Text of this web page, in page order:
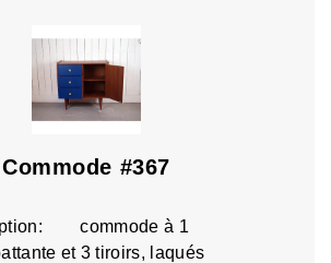
Commode #367
commode à 1
et 3 tiroirs, laqués